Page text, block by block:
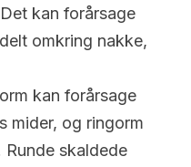
kan forårsage
omkring nakke,
kan forårsage
mider, og ringorm
skaldede